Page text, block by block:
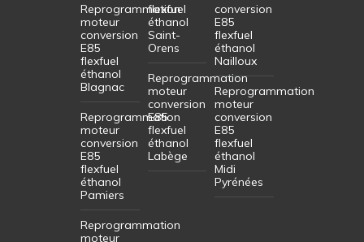
Reprogrammation
moteur
conversion
E85
flexfuel
éthanol
Blagnac
Reprogrammation
moteur
conversion
E85
flexfuel
éthanol
Pamiers
Reprogrammation
moteur
flexfuel
éthanol
Saint-
Orens
Reprogrammation
moteur
conversion
E85
flexfuel
éthanol
Labège
conversion
E85
flexfuel
éthanol
Nailloux
Reprogrammation
moteur
conversion
E85
flexfuel
éthanol
Midi
Pyrénées